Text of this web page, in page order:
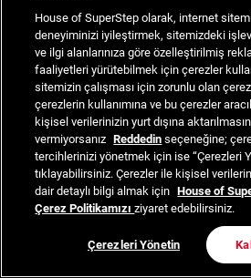
House of SuperStep olarak, internet
deneyiminizi iyileştirmek, sitemizdeki
ve ilgi alanlarınıza göre özelleştirilmiş
faaliyetleri yürütebilmek için çerezler
sitemizin çalışması için zorunlu olan
çerezlerin kullanımına ve bu çerezler
kişisel verilerinizin yurt dışına
vermiyorsanız Reddedin seçeneğine;
tercihlerinizi yönetmek için ise “Çerezleri
tıklayabilirsiniz. Çerezler ile kişisel
dair detaylı bilgi almak için House of
Çerez Politikamızıziyaret edebilirsiniz.
Çerezleri Yönetin